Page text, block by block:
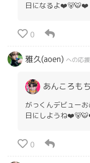
日になるよ❤️🐻🐯❤️
0
雅久(aoen) への応
あんころもち
がっくんデビュー
日にしようね
0